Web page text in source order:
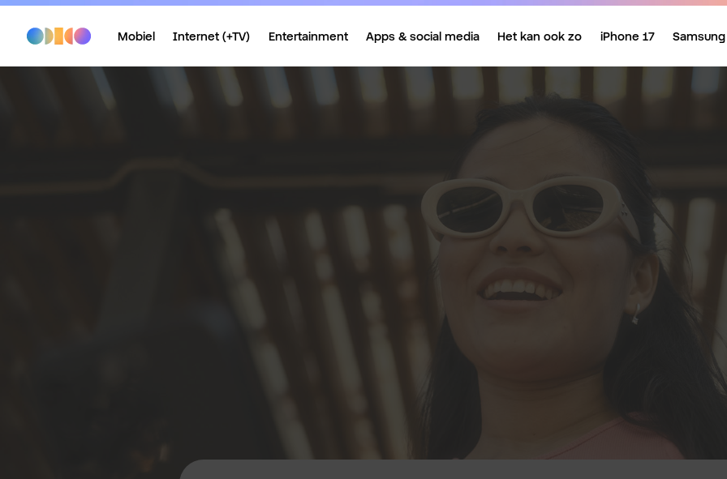
Mobiel Internet (+TV) Entertainment Apps & social media Het kan ook zo iPhone 17